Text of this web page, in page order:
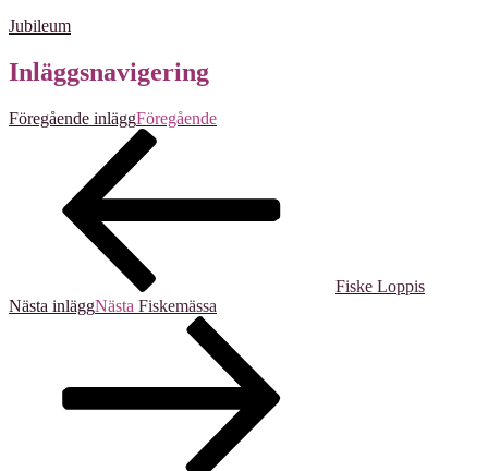
Jubileum
Inläggsnavigering
Föregående inläggFöregående
Fiske Loppis
Nästa inläggNästa Fiskemässa